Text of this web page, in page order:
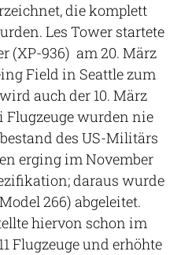
die komplett
Les Tower startete
(XP-936) am 20. März
Field in Seattle zum
auch der 10. März
Flugzeuge wurden nie
des US-Militärs
erging im November
daraus wurde
266) abgeleitet.
hiervon schon im
Flugzeuge und erhöhte